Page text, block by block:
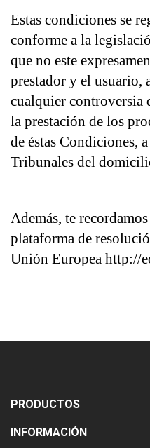
Estas condiciones se
conforme a la
que no este
prestador y el usuario,
cualquier controversia
la prestación de los
de éstas Condiciones,
Tribunales del
Además, te
plataforma de
Unión Europea http://
PRODUCTOS
INFORMACIÓN